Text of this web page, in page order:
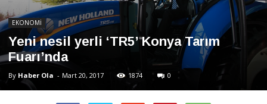
EKONOMİ
Yeni nesil yerli ‘TR5’ Konya Tarım
Fuarı’nda
By Haber Ola - Mart 20, 2017 1874 0